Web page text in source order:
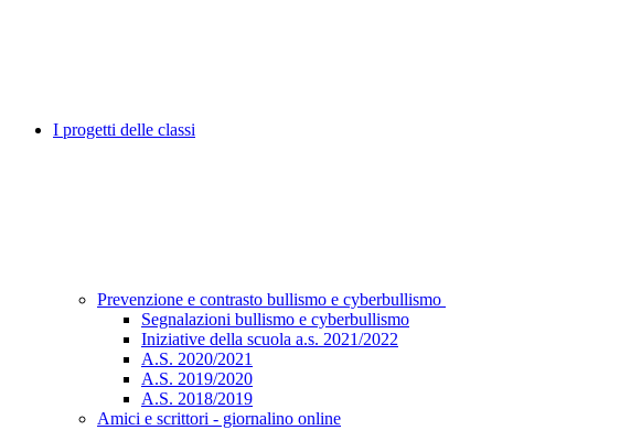
I progetti delle classi
Prevenzione e contrasto bullismo e cyberbullismo
Segnalazioni bullismo e cyberbullismo
Iniziative della scuola a.s. 2021/2022
A.S. 2020/2021
A.S. 2019/2020
A.S. 2018/2019
Amici e scrittori - giornalino online